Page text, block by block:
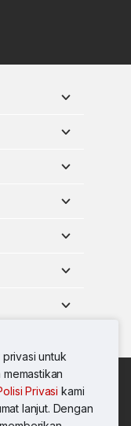
untuk
Privasi kami
lanjut. Dengan
Privasi